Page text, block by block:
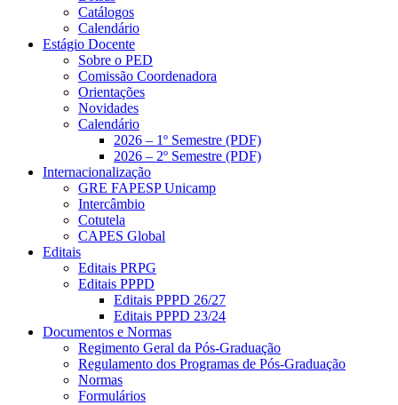
Catálogos
Calendário
Estágio Docente
Sobre o PED
Comissão Coordenadora
Orientações
Novidades
Calendário
2026 – 1º Semestre (PDF)
2026 – 2º Semestre (PDF)
Internacionalização
GRE FAPESP Unicamp
Intercâmbio
Cotutela
CAPES Global
Editais
Editais PRPG
Editais PPPD
Editais PPPD 26/27
Editais PPPD 23/24
Documentos e Normas
Regimento Geral da Pós-Graduação
Regulamento dos Programas de Pós-Graduação
Normas
Formulários